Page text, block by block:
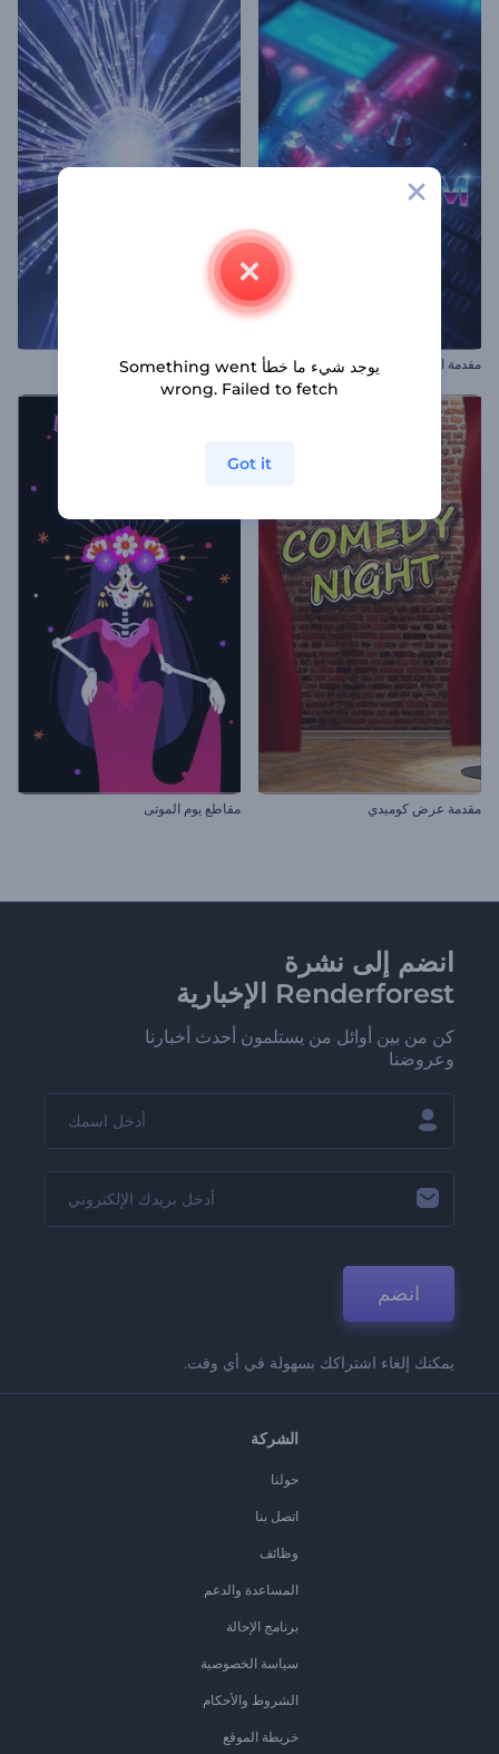
مقدمة استوديو نيون إف إم مقدمة عن كوانتم أورب
مقدمة عرض كوميدي مقاطع يوم الموتى
انضم إلى نشرة
Renderforest الإخبارية
كن من بين أوائل من يستلمون أحدث أخبارنا
وعروضنا
انضم
يمكنك إلغاء اشتراكك بسهولة في أي وقت.
الشركة
حولنا
اتصل بنا
وظائف
المساعدة والدعم
برنامج الإحالة
سياسة الخصوصية
الشروط والأحكام
خريطة الموقع
يوجد شيء ما خطأ Something went
wrong. Failed to fetch
Got it